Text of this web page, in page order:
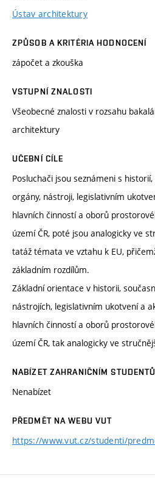
Ústav architektury
ZPŮSOB A KRITÉRIA HODNOCENÍ
zápočet a zkouška
VSTUPNÍ ZNALOSTI
Všeobecné znalosti v rozsahu
architektury
UČEBNÍ CÍLE
Posluchači jsou seznámeni s
orgány, nástroji, legislativním
hlavních činností a oborů
území ČR, poté jsou analogicky ve
tatáž témata ve vztahu k EU,
základním rozdílům.
Základní orientace v historii,
nástrojích, legislativním ukotvení a
hlavních činností a oborů
území ČR, tak analogicky ve
NABÍZET ZAHRANIČNÍM
Nenabízet
PŘEDMĚT NA WEBU VUT
https://www.vut.cz/studenti/